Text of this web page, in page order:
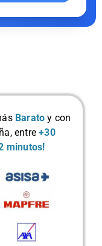
Barato y con
entre+30
minutos!